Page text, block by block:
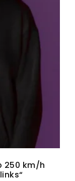
250 km/h